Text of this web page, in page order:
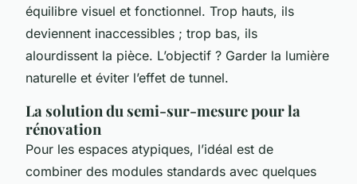
équilibre visuel et fonctionnel. Trop hauts, ils
deviennent inaccessibles ; trop bas, ils
alourdissent la pièce. L’objectif ? Garder la lumière
naturelle et éviter l’effet de tunnel.
La solution du semi-sur-mesure pour la
rénovation
Pour les espaces atypiques, l’idéal est de
combiner des modules standards avec quelques